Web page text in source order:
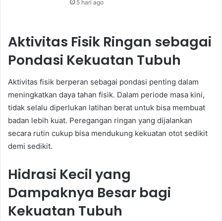
5 hari ago
Aktivitas Fisik Ringan sebagai
Pondasi Kekuatan Tubuh
Aktivitas fisik berperan sebagai pondasi penting dalam
meningkatkan daya tahan fisik. Dalam periode masa kini,
tidak selalu diperlukan latihan berat untuk bisa membuat
badan lebih kuat. Peregangan ringan yang dijalankan
secara rutin cukup bisa mendukung kekuatan otot sedikit
demi sedikit.
Hidrasi Kecil yang
Dampaknya Besar bagi
Kekuatan Tubuh